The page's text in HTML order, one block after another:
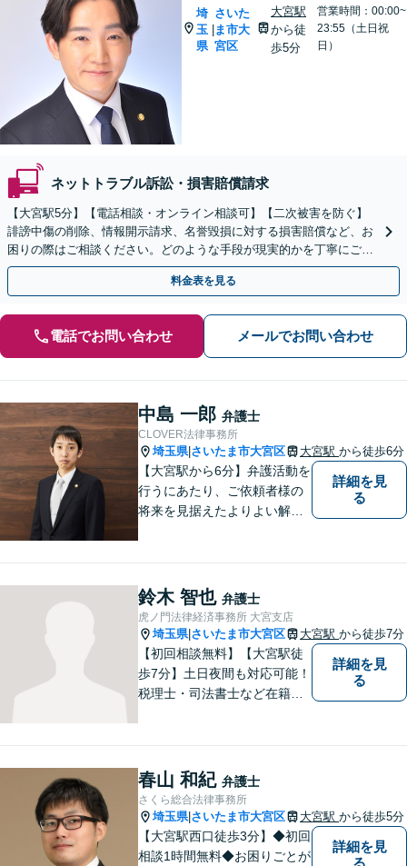
埼
玉
県
さいた
ま市大
宮区
大宮駅
から徒
歩5分
営業時間：00:00~
23:55（土日祝
日）
ネットトラブル訴訟・損害賠償請求
【大宮駅5分】【電話相談・オンライン相談可】【二次被害を防ぐ】
誹謗中傷の削除、情報開示請求、名誉毀損に対する損害賠償など、お
困りの際はご相談ください。どのような手段が現実的かを丁寧にご説
明し、依頼者さまにとって納得のいく解決を目指します。
料金表を見る
電話でお問い合わせ メールでお問い合わせ
中島 一郎 弁護士
CLOVER法律事務所
埼玉県| さいたま市大宮区 大宮駅 から徒歩6分
【大宮駅から6分】弁護活動を
行うにあたり、ご依頼者様の
将来を見据えたよりよい解決
詳細を見
る
鈴木 智也 弁護士
虎ノ門法律経済事務所 大宮支店
埼玉県| さいたま市大宮区 大宮駅 から徒歩7分
【初回相談無料】【大宮駅徒
歩7分】土日夜間も対応可能！
税理士・司法書士など在籍で
す。まずはご相談をお聞かせ
ください。
詳細を見
る
春山 和紀 弁護士
さくら総合法律事務所
埼玉県| さいたま市大宮区 大宮駅 から徒歩5分
【大宮駅西口徒歩3分】◆初回
相談1時間無料◆お困りごとが
詳細を見
る